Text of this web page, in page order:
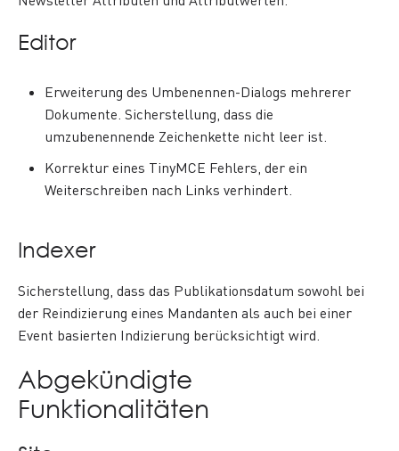
Editor
Erweiterung des Umbenennen-Dialogs mehrerer
Dokumente. Sicherstellung, dass die
umzubenennende Zeichenkette nicht leer ist.
Korrektur eines TinyMCE Fehlers, der ein
Weiterschreiben nach Links verhindert.
Indexer
Sicherstellung, dass das Publikationsdatum sowohl bei
der Reindizierung eines Mandanten als auch bei einer
Event basierten Indizierung berücksichtigt wird.
Abgekündigte
Funktionalitäten